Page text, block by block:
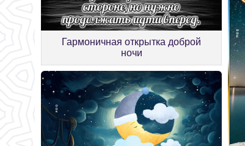
Гармоничная открытка доброй
ночи